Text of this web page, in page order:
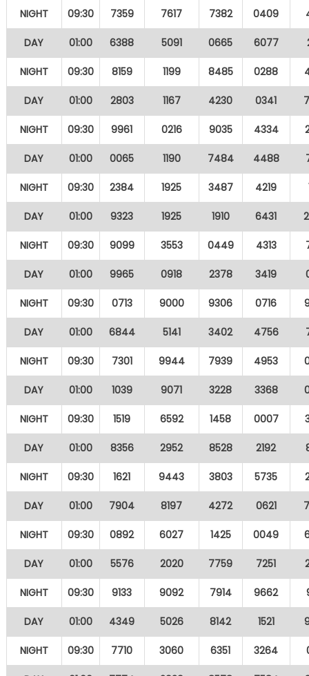
NIGHT 09:30 7359 7617 7382 0409
DAY 01:00 6388 5091 0665 6077
NIGHT 09:30 8159 1199 8485 0288
DAY 01:00 2803 1167 4230 0341
NIGHT 09:30 9961 0216 9035 4334
DAY 01:00 0065 1190 7484 4488
NIGHT 09:30 2384 1925 3487 4219
DAY 01:00 9323 1925 1910 6431
NIGHT 09:30 9099 3553 0449 4313
DAY 01:00 9965 0918 2378 3419
NIGHT 09:30 0713 9000 9306 0716
DAY 01:00 6844 5141 3402 4756
NIGHT 09:30 7301 9944 7939 4953
DAY 01:00 1039 9071 3228 3368
NIGHT 09:30 1519 6592 1458 0007
DAY 01:00 8356 2952 8528 2192
NIGHT 09:30 1621 9443 3803 5735
DAY 01:00 7904 8197 4272 0621
NIGHT 09:30 0892 6027 1425 0049
DAY 01:00 5576 2020 7759 7251
NIGHT 09:30 9133 9092 7914 9662
DAY 01:00 4349 5026 8142 1521
NIGHT 09:30 7710 3060 6351 3264